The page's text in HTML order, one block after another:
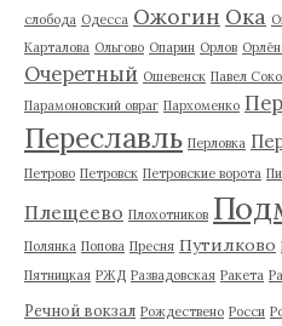
слобода Одесса Ожогин Ока
Карталова Ольгово Опарин Орлов
Очеретный Ошевенск Павел
Парамоновский овраг Пархоменко
Переславль Перловка
Петрово Петровск Петровские ворота
Плещеево Плохотников
Полянка Попова Пресня Путилково
Пятницкая РЖД Развадовская Ракета
Речной вокзал Рождествено Росси